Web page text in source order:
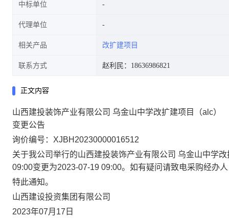
中标单位
代理单位
相关产品 改扩建项目
联系方式 赵利民：18636986821
正文内容
山西建投装饰产业有限公司 乌金山中学改扩建项目（alc）
变更公告
询价编号： XJBH20230000016512
关于我公司举行的山西建投装饰产业有限公司 乌金山中学
09:00变更为2023-07-19 09:00。如有疑问请致电采购经办
特此通知。
山西建设投资集团有限公司
2023年07月17日